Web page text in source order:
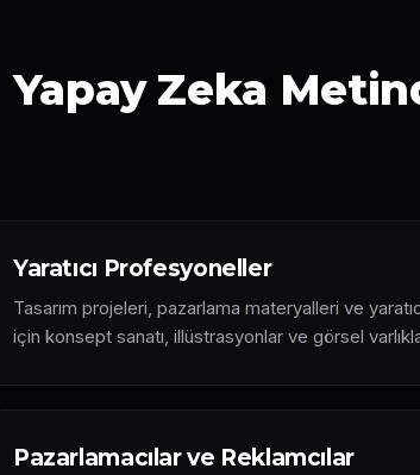
Yapay Zeka
Yaratıcı Profesyoneller
Tasarım projeleri, pazarlama materyalleri ve
için konsept sanatı, illüstrasyonlar ve görsel
Pazarlamacılar ve Reklamcılar